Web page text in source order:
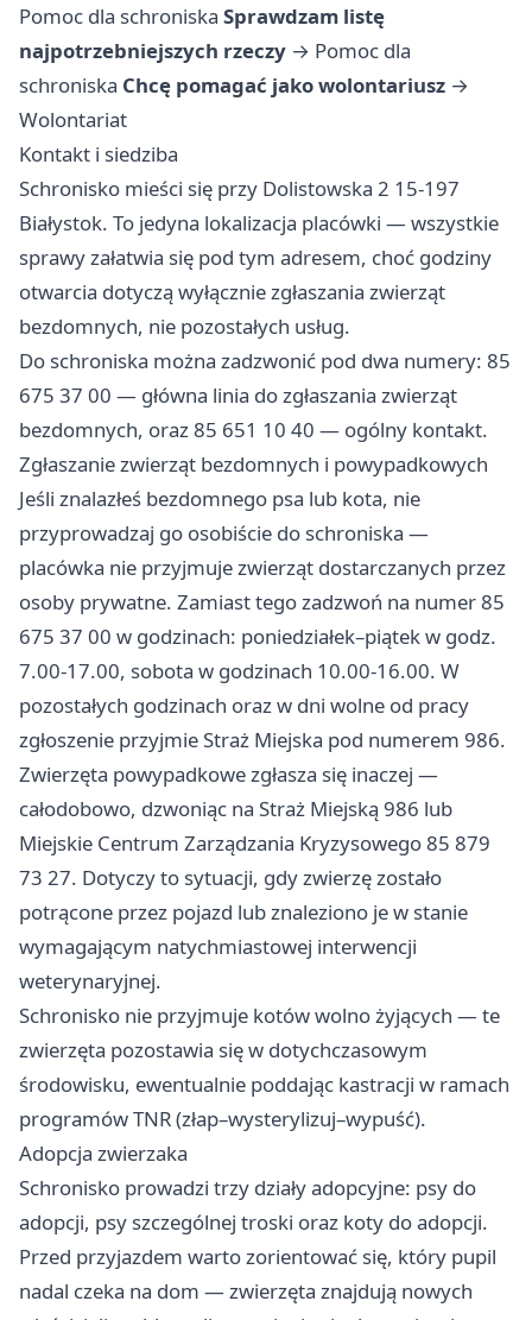
Pomoc dla schroniska Sprawdzam listę
najpotrzebniejszych rzeczy → Pomoc dla
schroniska Chcę pomagać jako wolontariusz →
Wolontariat
Kontakt i siedziba
Schronisko mieści się przy Dolistowska 2 15-197
Białystok. To jedyna lokalizacja placówki — wszystkie
sprawy załatwia się pod tym adresem, choć godziny
otwarcia dotyczą wyłącznie zgłaszania zwierząt
bezdomnych, nie pozostałych usług.
Do schroniska można zadzwonić pod dwa numery: 85
675 37 00 — główna linia do zgłaszania zwierząt
bezdomnych, oraz 85 651 10 40 — ogólny kontakt.
Zgłaszanie zwierząt bezdomnych i powypadkowych
Jeśli znalazłeś bezdomnego psa lub kota, nie
przyprowadzaj go osobiście do schroniska —
placówka nie przyjmuje zwierząt dostarczanych przez
osoby prywatne. Zamiast tego zadzwoń na numer 85
675 37 00 w godzinach: poniedziałek–piątek w godz.
7.00-17.00, sobota w godzinach 10.00-16.00. W
pozostałych godzinach oraz w dni wolne od pracy
zgłoszenie przyjmie Straż Miejska pod numerem 986.
Zwierzęta powypadkowe zgłasza się inaczej —
całodobowo, dzwoniąc na Straż Miejską 986 lub
Miejskie Centrum Zarządzania Kryzysowego 85 879
73 27. Dotyczy to sytuacji, gdy zwierzę zostało
potrącone przez pojazd lub znaleziono je w stanie
wymagającym natychmiastowej interwencji
weterynaryjnej.
Schronisko nie przyjmuje kotów wolno żyjących — te
zwierzęta pozostawia się w dotychczasowym
środowisku, ewentualnie poddając kastracji w ramach
programów TNR (złap–wysterylizuj–wypuść).
Adopcja zwierzaka
Schronisko prowadzi trzy działy adopcyjne: psy do
adopcji, psy szczególnej troski oraz koty do adopcji.
Przed przyjazdem warto zorientować się, który pupil
nadal czeka na dom — zwierzęta znajdują nowych